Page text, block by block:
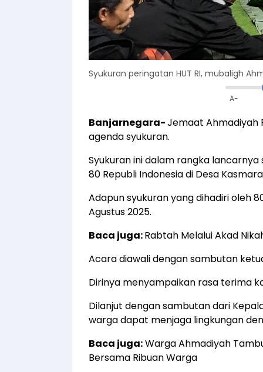
Syukuran peringatan HUT RI, mubaligh
A-
Banjarnegara-Jemaat Ahmadiyah
agenda syukuran.
Syukuran ini dalam rangka
80 Republi Indonesia di Desa
Adapun syukuran yang dihadiri oleh
Agustus 2025.
Baca juga:Rabtah Melalui Akad
Acara diawali dengan sambutan
Dirinya menyampaikan rasa terima
Dilanjut dengan sambutan dari
warga dapat menjaga lingkungan
Baca juga:Warga Ahmadiyah
Bersama Ribuan Warga